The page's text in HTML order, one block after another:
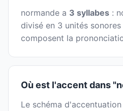
normande a 3 syllabes :
divisé en 3 unités
composent la
Où est l'accent dans
Le schéma